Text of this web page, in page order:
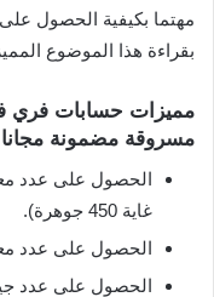
مهتما بكيفية الحصول
بقراءة هذا الموضوع
مميزات حسابات فري
مسروقة مضمونة
غاية 450 جوهرة).
الحصول على عدد
الحصول على عدد